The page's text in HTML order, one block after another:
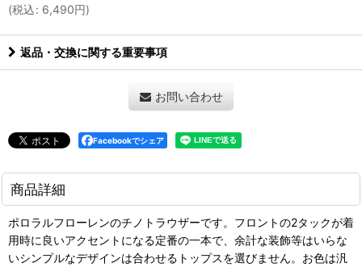
(税込: 6,490円)
返品・交換に関する重要事項
お問い合わせ
Facebookでシェア
商品詳細
ポロラルフローレンのチノトラウザーです。フロントの2タックが着
用時に良いアクセントになる定番の一本で、余計な装飾等はいらな
いシンプルなデザインは合わせるトップスを選びません。お色は汎